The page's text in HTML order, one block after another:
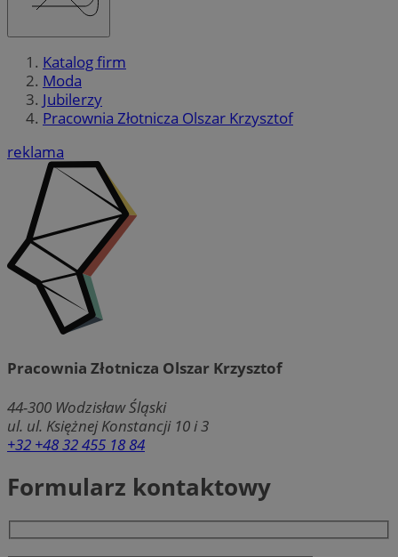
Katalog firm
Moda
Jubilerzy
Pracownia Złotnicza Olszar Krzysztof
reklama
Pracownia Złotnicza Olszar Krzysztof
44-300 Wodzisław Śląski
ul. ul. Księżnej Konstancji 10 i 3
+32 +48 32 455 18 84
Formularz kontaktowy